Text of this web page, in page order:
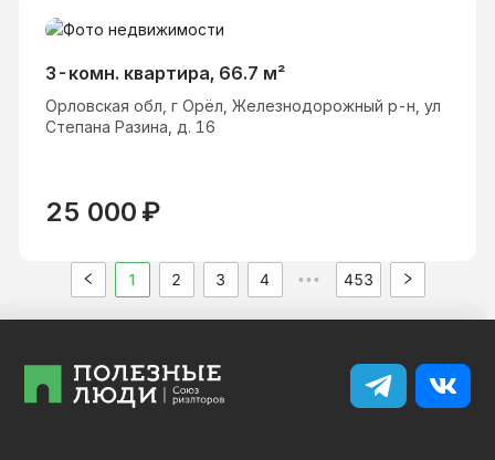
3-комн. квартира, 66.7 м²
Орловская обл, г Орёл, Железнодорожный р-н, ул
Степана Разина, д. 16
25 000 ₽
1 2 3 4 ••• 453